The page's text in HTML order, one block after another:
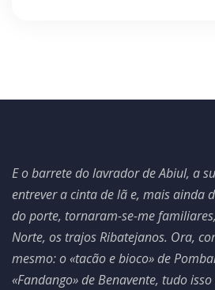
E o barrete do lavrador de Abiul, a
entrever a cinta de lã e, mais ainda
do porte, tornaram-se-me
Norte, os trajos Ribatejanos. Ora,
mesmo: o «tacão e bioco» de
«Fandango» de Benavente, tudo